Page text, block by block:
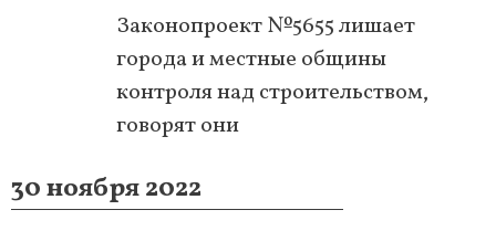
Законопроект №5655 лишает
города и местные общины
контроля над строительством,
говорят они
30 ноября 2022